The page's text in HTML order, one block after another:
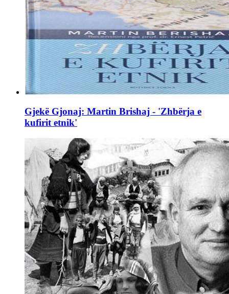
Gjekë Gjonaj: Martin Brishaj - 'Zhbërja e
kufirit etnik'